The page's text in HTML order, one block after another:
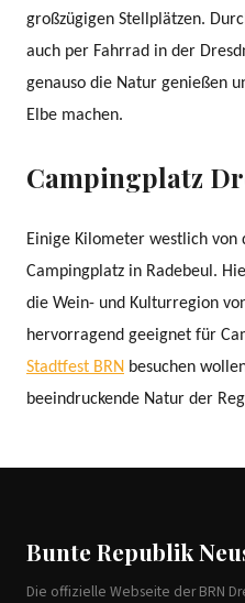
großzügigen Stellplätzen.
auch per Fahrrad in der
genauso die Natur genießen
Elbe machen.
Campingplatz
Einige Kilometer westlich
Campingplatz in Radebeul.
die Wein- und Kulturregion
hervorragend geeignet für
Stadtfest BRN besuchen
beeindruckende Natur der
Bunte Republik
Die offizielle Webseite der BRN